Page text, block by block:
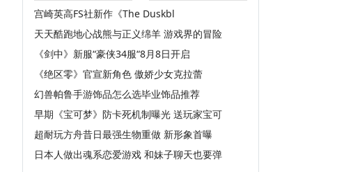
宫崎英高FS社新作《The Duskbl
天天酷跑地心战熊与正义绵羊 游戏界的冒险
《剑中》新服“豪侠34服“8月8日开启
《绝区零》官宣新角色 傲娇少女克拉蕾
幻兽帕鲁手游饰品怎么选毕业饰品推荐
早期《宝可梦》防卡死机制曝光 送玩家宝可
超耐玩方舟昔日最强生物重做 新形象首曝
日本人做出魂系恋爱游戏 和妹子聊天也要弹